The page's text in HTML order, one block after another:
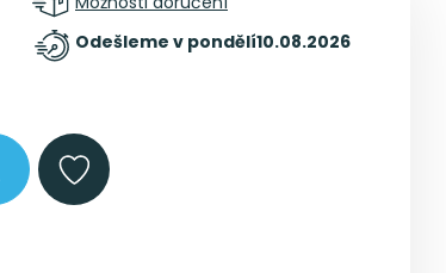
Odešleme v pondělí10.08.2026